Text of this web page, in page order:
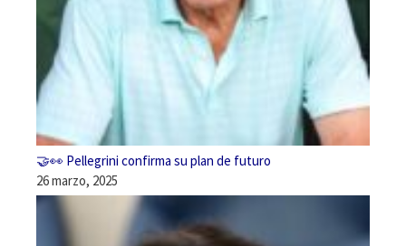
🤝👀 Pellegrini confirma su plan de futuro
26 marzo, 2025